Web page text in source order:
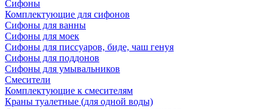
Сифоны
Комплектующие для сифонов
Сифоны для ванны
Сифоны для моек
Сифоны для писсуаров, биде, чаш генуя
Сифоны для поддонов
Сифоны для умывальников
Смесители
Комплектующие к смесителям
Краны туалетные (для одной воды)